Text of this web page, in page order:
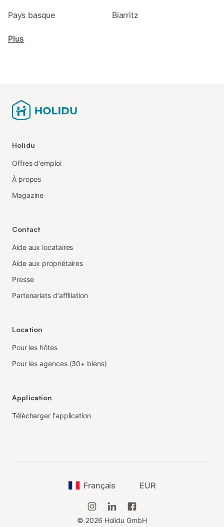
Pays basque Biarritz
Plus
Holidu
Offres d'emploi
À propos
Magazine
Contact
Aide aux locataires
Aide aux propriétaires
Presse
Partenariats d'affiliation
Location
Pour les hôtes
Pour les agences (30+ biens)
Application
Télécharger l'application
Français EUR
© 2026 Holidu GmbH